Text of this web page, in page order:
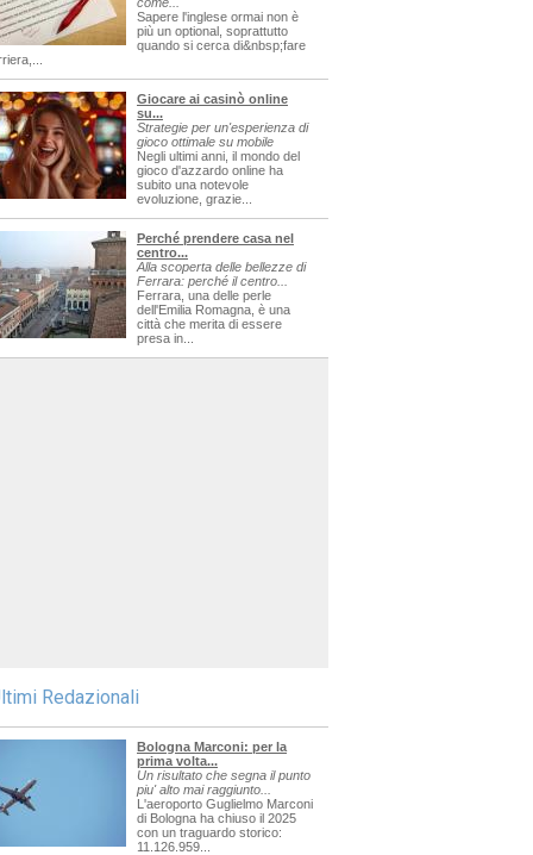
Sapere l'inglese ormai non è
più un optional, soprattutto
quando si cerca di&nbsp;fare
Giocare ai casinò online
su...
Strategie per un'esperienza di
gioco ottimale su mobile
Negli ultimi anni, il mondo del
gioco d'azzardo online ha
subito una notevole
evoluzione, grazie...
Perché prendere casa nel
centro...
Alla scoperta delle bellezze di
Ferrara: perché il centro...
Ferrara, una delle perle
dell'Emilia Romagna, è una
città che merita di essere
presa in...
Redazionali
Bologna Marconi: per la
prima volta...
Un risultato che segna il punto
piu' alto mai raggiunto...
L'aeroporto Guglielmo Marconi
di Bologna ha chiuso il 2025
con un traguardo storico:
11.126.959...